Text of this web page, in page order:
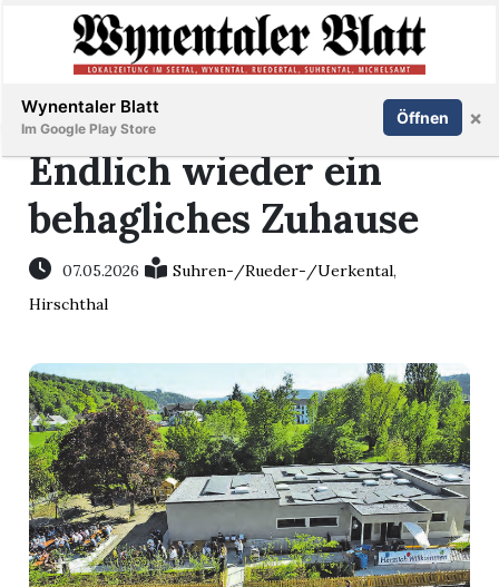
Immobilien
Veranstaltungen
E-
Paper
App
Abonnieren Anmelden
Endlich wieder ein
behagliches Zuhause
07.05.2026 Suhren-/Rueder-/Uerkental,
Hirschthal
Wynentaler Blatt
Im Google Play Store
Öffnen ×